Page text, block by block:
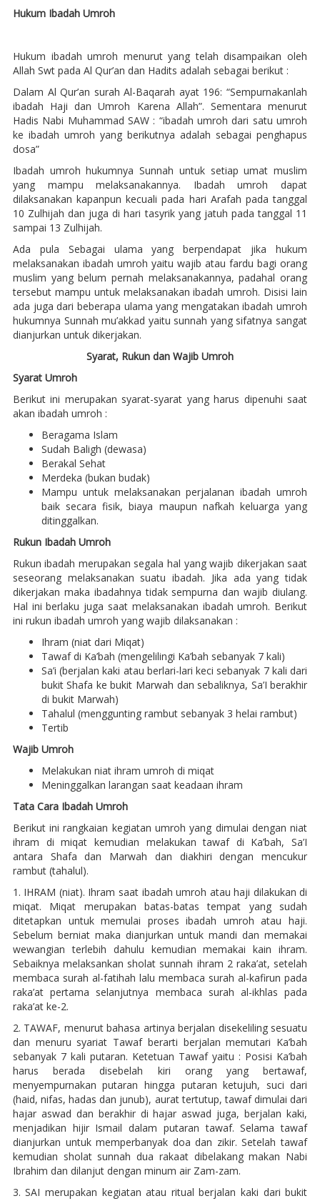
Hukum Ibadah Umroh
Hukum ibadah umroh menurut yang telah disampaikan oleh
Allah Swt pada Al Qur’an dan Hadits adalah sebagai berikut :
Dalam Al Qur’an surah Al-Baqarah ayat 196: “Sempurnakanlah
ibadah Haji dan Umroh Karena Allah”. Sementara menurut
Hadis Nabi Muhammad SAW : “ibadah umroh dari satu umroh
ke ibadah umroh yang berikutnya adalah sebagai penghapus
dosa”
Ibadah umroh hukumnya Sunnah untuk setiap umat muslim
yang mampu melaksanakannya. Ibadah umroh dapat
dilaksanakan kapanpun kecuali pada hari Arafah pada tanggal
10 Zulhijah dan juga di hari tasyrik yang jatuh pada tanggal 11
sampai 13 Zulhijah.
Ada pula Sebagai ulama yang berpendapat jika hukum
melaksanakan ibadah umroh yaitu wajib atau fardu bagi orang
muslim yang belum pernah melaksanakannya, padahal orang
tersebut mampu untuk melaksanakan ibadah umroh. Disisi lain
ada juga dari beberapa ulama yang mengatakan ibadah umroh
hukumnya Sunnah mu’akkad yaitu sunnah yang sifatnya sangat
dianjurkan untuk dikerjakan.
Syarat, Rukun dan Wajib Umroh
Syarat Umroh
Berikut ini merupakan syarat-syarat yang harus dipenuhi saat
akan ibadah umroh :
Beragama Islam
Sudah Baligh (dewasa)
Berakal Sehat
Merdeka (bukan budak)
Mampu untuk melaksanakan perjalanan ibadah umroh
baik secara fisik, biaya maupun nafkah keluarga yang
ditinggalkan.
Rukun Ibadah Umroh
Rukun ibadah merupakan segala hal yang wajib dikerjakan saat
seseorang melaksanakan suatu ibadah. Jika ada yang tidak
dikerjakan maka ibadahnya tidak sempurna dan wajib diulang.
Hal ini berlaku juga saat melaksanakan ibadah umroh. Berikut
ini rukun ibadah umroh yang wajib dilaksanakan :
Ihram (niat dari Miqat)
Tawaf di Ka’bah (mengelilingi Ka’bah sebanyak 7 kali)
Sa’i (berjalan kaki atau berlari-lari keci sebanyak 7 kali dari
bukit Shafa ke bukit Marwah dan sebaliknya, Sa’I berakhir
di bukit Marwah)
Tahalul (menggunting rambut sebanyak 3 helai rambut)
Tertib
Wajib Umroh
Melakukan niat ihram umroh di miqat
Meninggalkan larangan saat keadaan ihram
Tata Cara Ibadah Umroh
Berikut ini rangkaian kegiatan umroh yang dimulai dengan niat
ihram di miqat kemudian melakukan tawaf di Ka’bah, Sa’I
antara Shafa dan Marwah dan diakhiri dengan mencukur
rambut (tahalul).
1. IHRAM (niat). Ihram saat ibadah umroh atau haji dilakukan di
miqat. Miqat merupakan batas-batas tempat yang sudah
ditetapkan untuk memulai proses ibadah umroh atau haji.
Sebelum berniat maka dianjurkan untuk mandi dan memakai
wewangian terlebih dahulu kemudian memakai kain ihram.
Sebaiknya melaksankan sholat sunnah ihram 2 raka’at, setelah
membaca surah al-fatihah lalu membaca surah al-kafirun pada
raka’at pertama selanjutnya membaca surah al-ikhlas pada
raka’at ke-2.
2. TAWAF, menurut bahasa artinya berjalan disekeliling sesuatu
dan menuru syariat Tawaf berarti berjalan memutari Ka’bah
sebanyak 7 kali putaran. Ketetuan Tawaf yaitu : Posisi Ka’bah
harus berada disebelah kiri orang yang bertawaf,
menyempurnakan putaran hingga putaran ketujuh, suci dari
(haid, nifas, hadas dan junub), aurat tertutup, tawaf dimulai dari
hajar aswad dan berakhir di hajar aswad juga, berjalan kaki,
menjadikan hijir Ismail dalam putaran tawaf. Selama tawaf
dianjurkan untuk memperbanyak doa dan zikir. Setelah tawaf
kemudian sholat sunnah dua rakaat dibelakang makan Nabi
Ibrahim dan dilanjut dengan minum air Zam-zam.
3. SAI merupakan kegiatan atau ritual berjalan kaki dari bukit